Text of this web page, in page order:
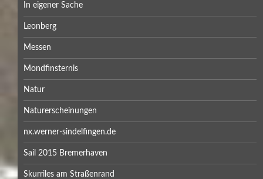
In eigener Sache
Leonberg
Messen
Mondfinsternis
Natur
Naturerscheinungen
nx.werner-sindelfingen.de
Sail 2015 Bremerhaven
Skurriles am Straßenrand